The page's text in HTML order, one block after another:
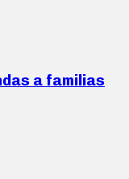
a familias